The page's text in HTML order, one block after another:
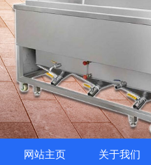
网站主页 关于我们